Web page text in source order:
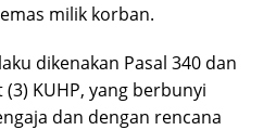
milik korban.
dikenakan Pasal 340 dan
KUHP, yang berbunyi
dan dengan rencana